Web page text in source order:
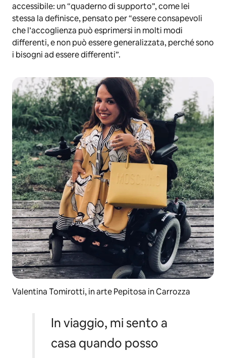
accessibile: un “quaderno di supporto”, come lei
stessa la definisce, pensato per “essere consapevoli
che l’accoglienza può esprimersi in molti modi
differenti, e non può essere generalizzata, perché sono
i bisogni ad essere differenti”.
Valentina Tomirotti, in arte Pepitosa in Carrozza
In viaggio, mi sento a
casa quando posso